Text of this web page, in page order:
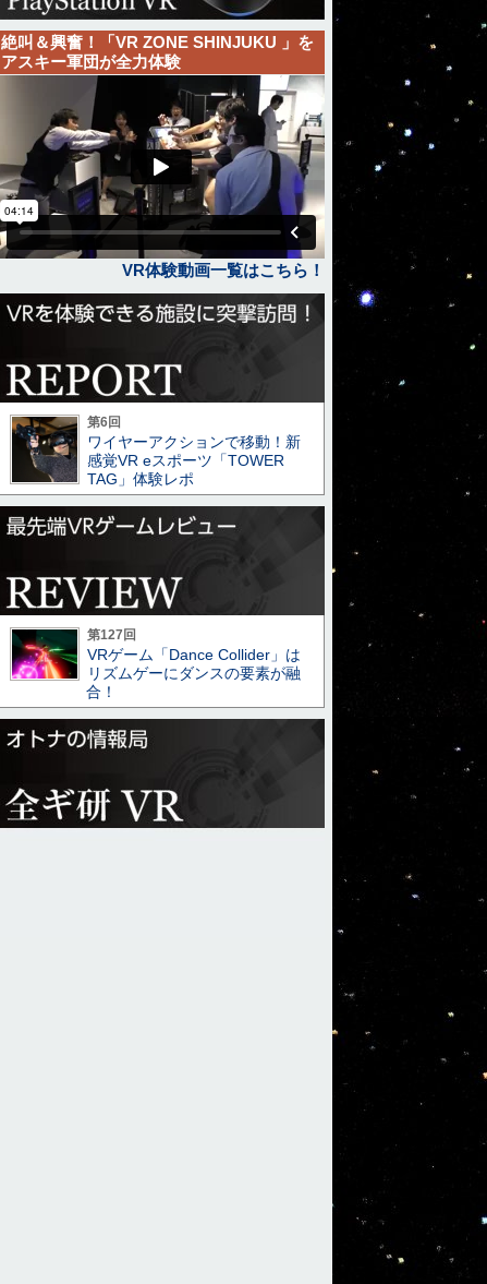
絶叫＆興奮！「VR ZONE SHINJUKU 」を
アスキー軍団が全力体験
VR体験動画一覧はこちら！
第6回
ワイヤーアクションで移動！新
感覚VR eスポーツ「TOWER
TAG」体験レポ
第127回
VRゲーム「Dance Collider」は
リズムゲーにダンスの要素が融
合！